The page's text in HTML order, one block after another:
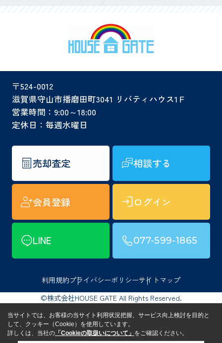
〒524-0012
滋賀県守山市播磨田町3041 リバティハウス1Ｆ
営業時間：9:00～18:00
定休日：毎週水曜日
売却査定 相談する
会員登録 ログイン
LINE 077-599-1865
利用規約プライバシーポリシーサイトマップ
©株式会社HOUSE GATE All Rights Reserved.
当サイトでは、お客様の当サイト利用状況把握、サービス向上検討を目的と
して、クッキー（Cookie）を使用しています。
詳しくは、当社の 「Cookieの取扱いについて」 をご確認ください。